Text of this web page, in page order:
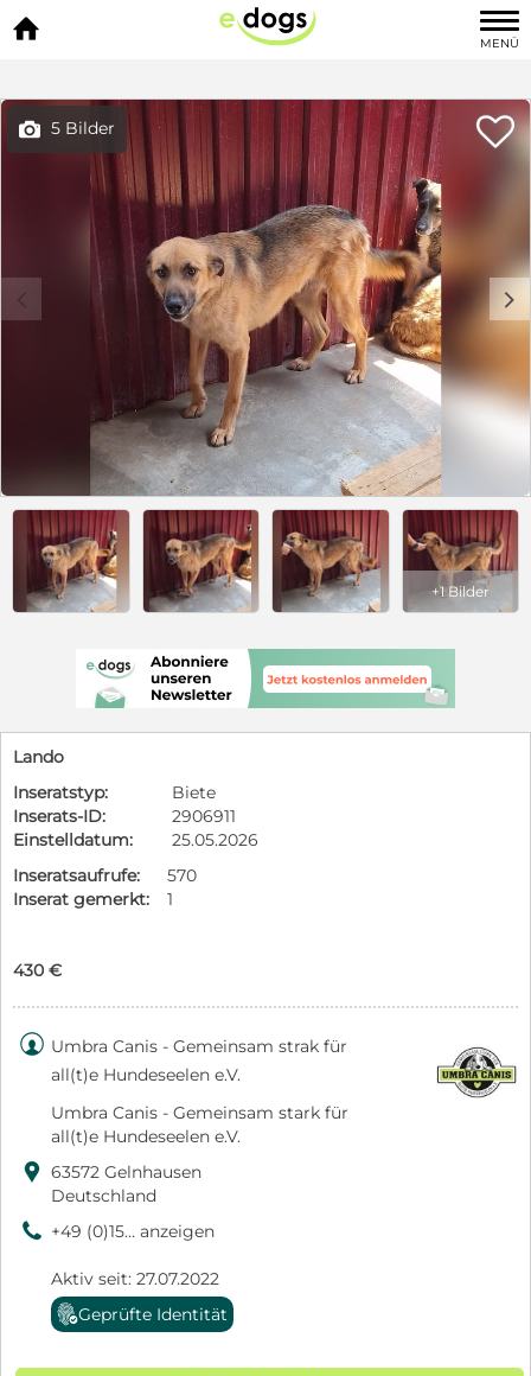

MENÜ
 5 Bilder 
c d
+1 Bilder
Lando
Inseratstyp:
Biete
Inserats-ID:
2906911
Einstelldatum:
25.05.2026
Inseratsaufrufe:
570
Inserat gemerkt:
1
430 €
 Umbra Canis - Gemeinsam strak für
all(t)e Hundeseelen e.V.
Umbra Canis - Gemeinsam stark für
all(t)e Hundeseelen e.V.
 63572 Gelnhausen
Deutschland
9 +49 (0)15... anzeigen
Aktiv seit: 27.07.2022
Geprüfte Identität